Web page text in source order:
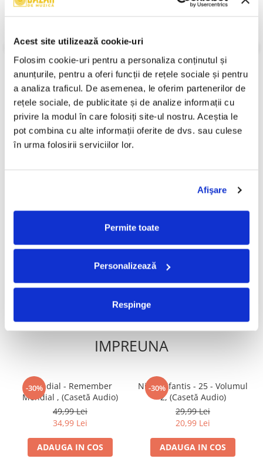
Acest site utilizează cookie-uri
Folosim cookie-uri pentru a personaliza conținutul și
anunțurile, pentru a oferi funcții de rețele sociale și pentru
a analiza traficul. De asemenea, le oferim partenerilor de
rețele sociale, de publicitate și de analize informații cu
privire la modul în care folosiți site-ul nostru. Aceștia le
pot combina cu alte informații oferite de dvs. sau culese
în urma folosirii serviciilor lor.
Afişare
Permite toate
Personalizează
Respinge
Stil:Electronic ; Euro House
Stare Coperta:Near Mint (NM or M-)
Informatii conformitate produs
Review-uri(0)
2006 Romania (CASETA)
ADAUGA IN COS
(Devoratorul De Distracție)
ADAUGA IN COS
FRECVENT CUMPARATE
IMPREUNA
-30%
Mondial - Remember
Mondial , (Casetă Audio)
49,99 Lei
34,99 Lei
ADAUGA IN COS
-30%
Nicu Alifantis - 25 - Volumul
2, (Casetă Audio)
29,99 Lei
20,99 Lei
ADAUGA IN COS